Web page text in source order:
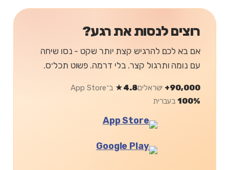
רוצים לנסות את רגע?
אם בא לכם להרגיש קצת יותר שקט - נסו שיחה
עם נומה ותרגול קצר. בלי דרמה. פשוט תכל׳ס.
90,000+ ישראלים4.8★
ב־App Store
100%בעברית